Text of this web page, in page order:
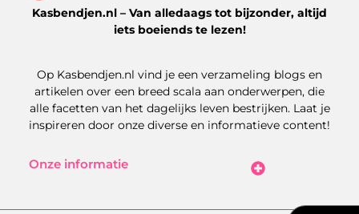
Kasbendjen.nl – Van alledaags tot bijzonder, altijd
iets boeiends te lezen!
Op Kasbendjen.nl vind je een verzameling blogs en
artikelen over een breed scala aan onderwerpen, die
alle facetten van het dagelijks leven bestrijken. Laat je
inspireren door onze diverse en informatieve content!
Onze informatie